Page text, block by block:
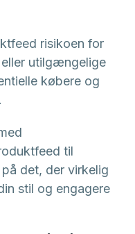
risikoen for
utilgængelige
købere og
til
det, der virkelig
stil og engagere